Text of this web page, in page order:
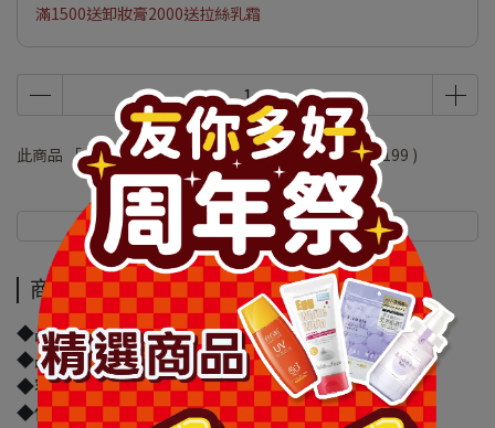
滿1500送卸妝膏2000送拉絲乳霜
此商品 「 最高 」可以折抵紅利 39800點 (約等於NT$199 )
商品介紹 規格說明
商品介紹
◆品牌名稱：白蘭
◆品名：白蘭香氛洗衣球-清恬藍風鈴x麝香23顆
◆容量/規格：230g
◆保存期限(天)：540天